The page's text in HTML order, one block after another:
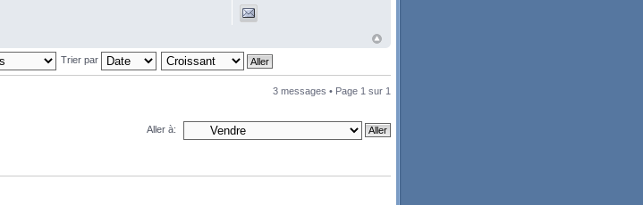
Trier par
3 messages • Page 1 sur 1
Aller à: